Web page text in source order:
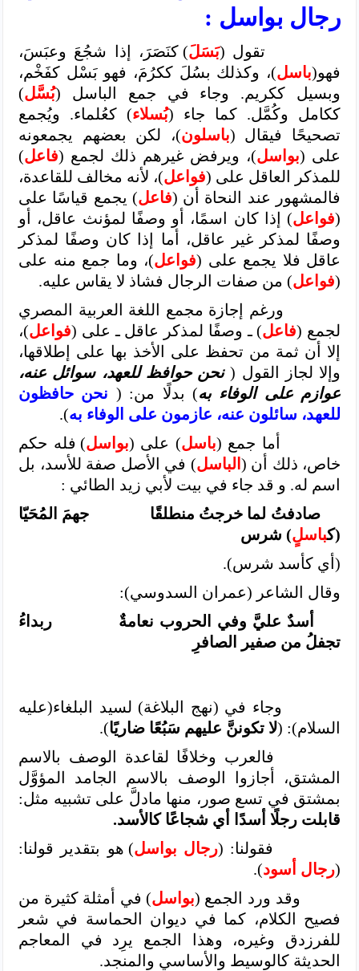
رجال بواسل :
تقول (بَسَلَ) كنَصَرَ، إذا شجُعَ وعبَسَ،
فهو(باسل)، وكذلك بسُلَ ككرُمَ، فهو بَسْل كفَخْم،
وبسيل ككريم. وجاء في جمع الباسل (بُسَّل)
ككامل وكُمَّل. كما جاء (بُسلاء) كعُلماء. ويُجمع
تصحيحًا فيقال (باسلون)، لكن بعضهم يجمعونه
على (بواسل)، ويرفض غيرهم ذلك لجمع (فاعل)
للمذكر العاقل على (فواعل)، لأنه مخالف للقاعدة،
فالمشهور عند النحاة أن (فاعل) يجمع قياسًا على
(فواعل) إذا كان اسمًا، أو وصفًا لمؤنث عاقل، أو
وصفًا لمذكر غير عاقل، أما إذا كان وصفًا لمذكر
عاقل فلا يجمع على (فواعل)، وما جمع منه على
(فواعل) من صفات الرجال فشاذ لا يقاس عليه.
ورغم إجازة مجمع اللغة العربية المصري
لجمع (فاعل) ـ وصفًا لمذكر عاقل ـ على (فواعل)،
إلا أن ثمة من تحفظ على الأخذ بها على إطلاقها،
وإلا لجاز القول (نحن حوافظ للعهد، سوائل عنه،
عوازم على الوفاء به) بدلًا من: ( نحن حافظون
للعهد، سائلون عنه، عازمون على الوفاء به).
أما جمع (باسل) على (بواسل) فله حكم
خاص، ذلك أن ( الباسل) في الأصل صفة للأسد، بل
اسم له. و قد جاء في بيت لأبي زيد الطائي :
صادفتُ لما خرجتُ منطلقًا جهمَ المُحَيّا
(كباسلٍ) شرس
(أي كأسد شرس).
وقال الشاعر (عمران السدوسي):
أسدٌ عليَّ وفي الحروب نعامةٌ ربداءُ
تجفلُ من صفير الصافرِ
وجاء في (نهج البلاغة) لسيد
البلغاء(عليه
السلام): (لا تكوننَّ عليهم سَبُعًا ضاريًا).
فالعرب وخلافًا لقاعدة الوصف بالاسم
المشتق، أجازوا الوصف بالاسم الجامد المؤوَّل
بمشتق في تسع صور، منها مادلَّ على تشبيه مثل:
قابلت رجلًا أسدًا أي شجاعًا كالأسد.
فقولنا: (رجال بواسل) هو بتقدير قولنا:
(رجال أسود).
وقد ورد الجمع (بواسل) في أمثلة كثيرة من
فصيح الكلام، كما في ديوان الحماسة في شعر
للفرزدق وغيره، وهذا الجمع يرِد في المعاجم
الحديثة كالوسيط والأساسي والمنجد.